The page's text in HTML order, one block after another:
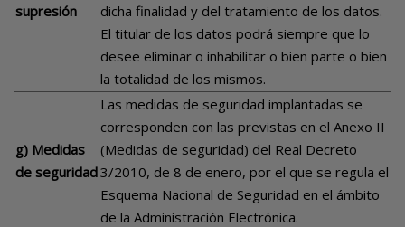
supresión
dicha finalidad y del tratamiento de los datos.
El titular de los datos podrá siempre que lo
desee eliminar o inhabilitar o bien parte o bien
la totalidad de los mismos.
g) Medidas
de seguridad
Las medidas de seguridad implantadas se
corresponden con las previstas en el Anexo II
(Medidas de seguridad) del Real Decreto
3/2010, de 8 de enero, por el que se regula el
Esquema Nacional de Seguridad en el ámbito
de la Administración Electrónica.